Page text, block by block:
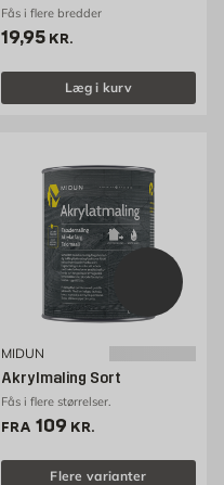
Fås i flere bredder
Pris 19.95 kr. /stk
19,95 KR.
Læg i kurv
MIDUN
Akrylmaling Sort
Fås i flere størrelser.
FRA Pris 109 kr. /stk
109 KR.
Flere varianter